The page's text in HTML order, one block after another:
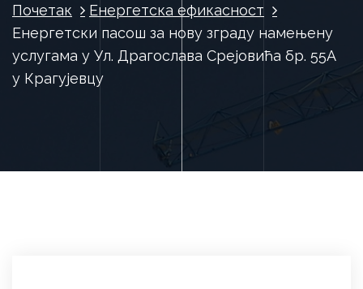
Почетак
Енергетска ефикасност
Енергетски пасош за нову зграду намењену
услугама у Ул. Драгослава Срејовића бр. 55А
у Крагујевцу